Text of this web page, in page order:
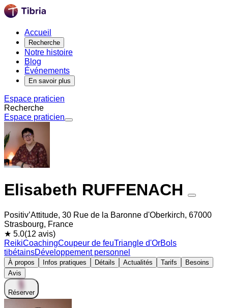
Accueil
Recherche
Notre histoire
Blog
Événements
En savoir plus
Espace praticien
Recherche
Espace praticien
Elisabeth RUFFENACH
Positiv’Attitude, 30 Rue de la Baronne d'Oberkirch, 67000
Strasbourg, France
★ 5.0(12 avis)
ReikiCoachingCoupeur de feuTriangle d'OrBols
tibétainsDéveloppement personnel
À propos Infos pratiques Détails Actualités Tarifs
Besoins
Avis
Réserver